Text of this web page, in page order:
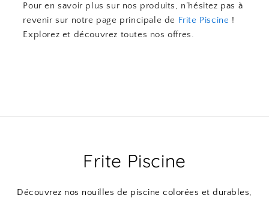
Pour en savoir plus sur nos produits, n’hésitez pas à
revenir sur notre page principale de Frite Piscine !
Explorez et découvrez toutes nos offres.
Frite Piscine
Découvrez nos nouilles de piscine colorées et durables,